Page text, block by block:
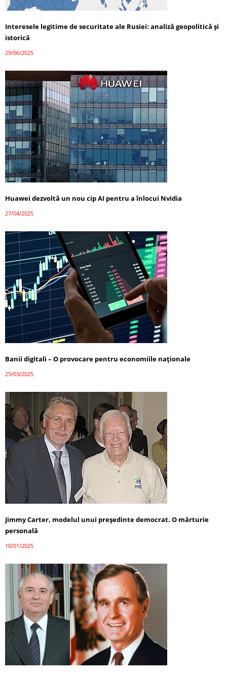
Interesele legitime de securitate ale Rusiei: analiză geopolitică și
istorică
29/06/2025
Huawei dezvoltă un nou cip AI pentru a înlocui Nvidia
27/04/2025
Banii digitali – O provocare pentru economiile naționale
25/03/2025
Jimmy Carter, modelul unui președinte democrat. O mărturie
personală
10/01/2025